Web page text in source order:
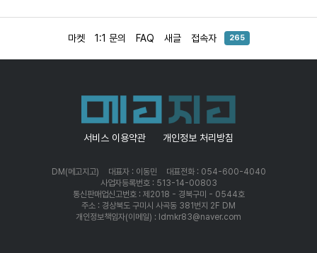
마켓 1:1 문의 FAQ 새글 접속자 265
서비스 이용약관 개인정보 처리방침
DM(메고지고) 대표자 : 이동민
대표전화 : 054-600-4040
사업자등록번호 : 513-14-00803
통신판매업신고번호 : 제2018 - 경북구미 - 0544호
주소 : 경상북도 구미시 사곡동 381번지 2F DM
개인정보책임자(이메일) : ldmkr83@naver.com